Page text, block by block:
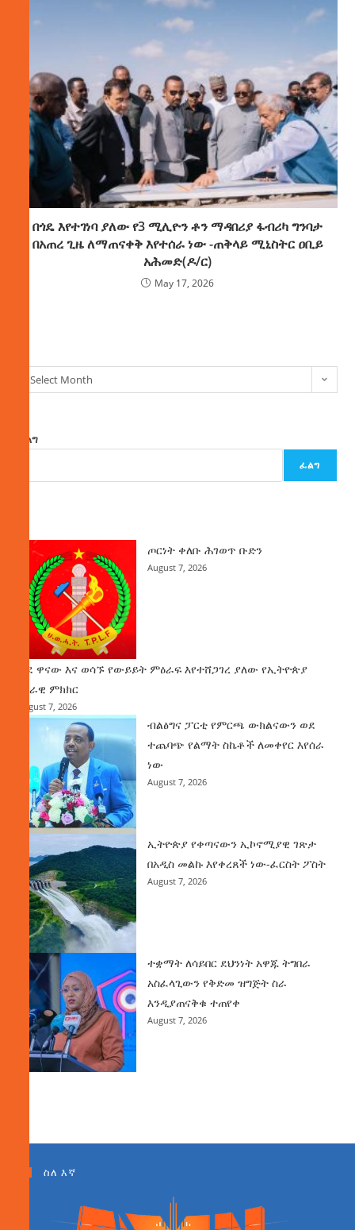
በጎዴ እየተገነባ ያለው የ3 ሚሊዮን ቶን ማዳበሪያ ፋብሪካ ግንባታ
በአጠረ ጊዜ ለማጠናቀቅ እየተሰራ ነው -ጠቅላይ ሚኒስትር ዐቢይ
አሕመድ(ዶ/ር)
May 17, 2026
Select Month
ፈልግ
ፈልግ
ጦርነት ቀለቡ ሕገወጥ ቡድን
August 7, 2026
ወደ ዋናው እና ወሳኙ የውይይት ምዕራፍ እየተሸጋገረ ያለው የኢትዮጵያ
ሀገራዊ ምክክር
August 7, 2026
ብልፅግና ፓርቲ የምርጫ ውክልናውን ወደ
ተጨባጭ የልማት ስኬቶች ለመቀየር እየሰራ
ነው
August 7, 2026
ኢትዮጵያ የቀጣናውን ኢኮኖሚያዊ ገጽታ
በአዲስ መልኩ እየቀረጸች ነው-ፈርስት ፖስት
August 7, 2026
ተቋማት ለሳይበር ደህንነት አዋጁ ትግበራ
አስፈላጊውን የቅድመ ዝግጅት ስራ
እንዲያጠናቅቁ ተጠየቀ
August 7, 2026
ስለ እኛ